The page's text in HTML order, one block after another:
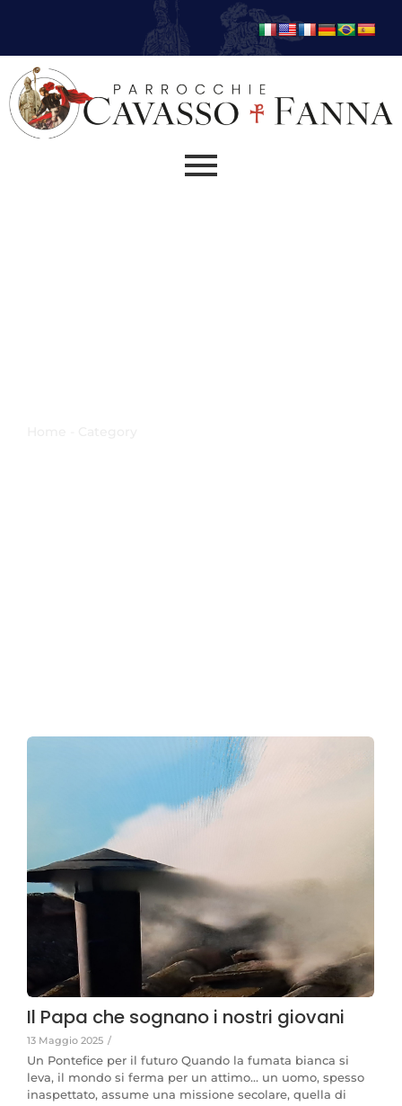
Il Papa che sognano i nostri giovani
13 Maggio 2025 /
Un Pontefice per il futuro Quando la fumata bianca si
leva, il mondo si ferma per un attimo… un uomo, spesso
inaspettato, assume una missione secolare, quella di